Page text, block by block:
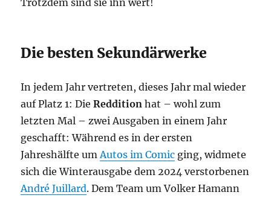
Die besten Sekundärwerke
In jedem Jahr vertreten, dieses Jahr mal wieder
auf Platz 1: DieReddition hat – wohl zum
letzten Mal – zwei Ausgaben in einem Jahr
geschafft: Während es in der ersten
Jahreshälfte um Autos im Comic ging, widmete
sich die Winterausgabe dem 2024 verstorbenen
André Juillard. Dem Team um Volker Hamann